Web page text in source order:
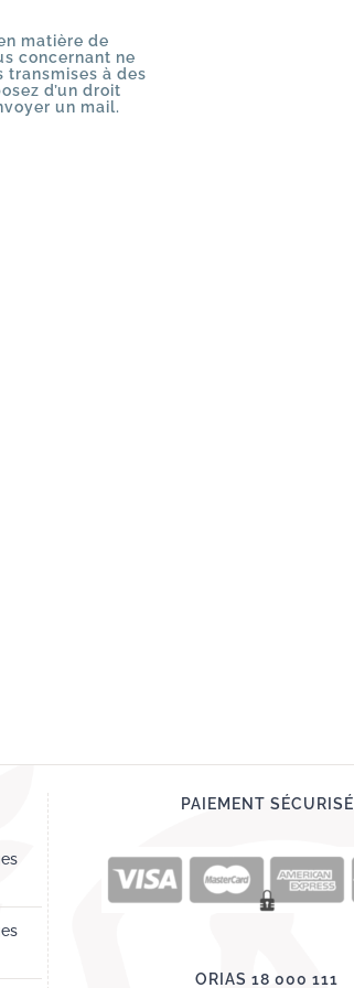
matière de
concernant ne
transmises à des
d’un droit
un mail.
PAIEMENT SÉCURISÉ
ORIAS 18 000 111